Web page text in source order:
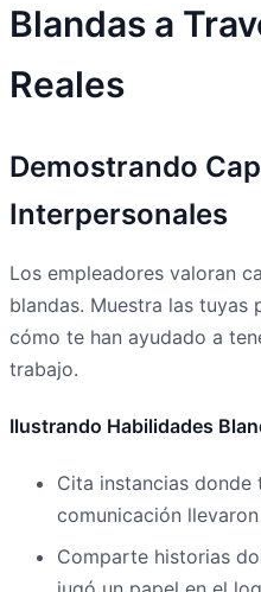
Blandas a
Reales
Demostrando
Interpersonales
Los empleadores valoran
blandas. Muestra las
cómo te han ayudado a
trabajo.
Ilustrando Habilidades
Cita instancias donde
comunicación
Comparte historias